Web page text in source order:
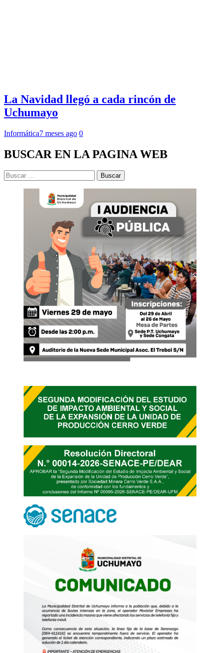
La Navidad llegó a cada rincón de
Uchumayo
Informática7 meses ago 0
BUSCAR EN LA PAGINA WEB
Buscar: